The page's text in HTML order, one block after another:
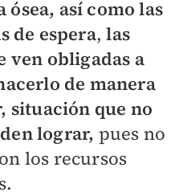
ósea, así como las
de espera,las
ven obligadas a
de manera
situación que no
lograr, pues no
los recursos